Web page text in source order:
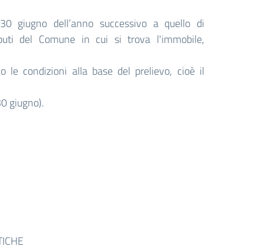
giugno dell’anno successivo a quello di
del Comune in cui si trova l'immobile,
le condizioni alla base del prelievo, cioè il
giugno).